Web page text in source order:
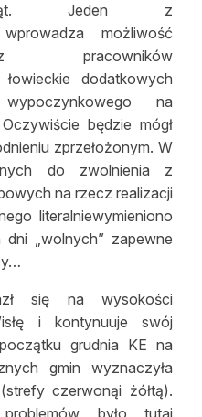
Jeden z
możliwość
pracowników
łowieckie dodatkowych
na
będzie mógł
zprzełożonym. W
do zwolnienia z
na rzecz realizacji
literalniewymieniono
„wolnych” zapewne
się na wysokości
i kontynuuje swój
grudnia KE na
gmin wyznaczyła
czerwonąi żółtą).
było tutaj